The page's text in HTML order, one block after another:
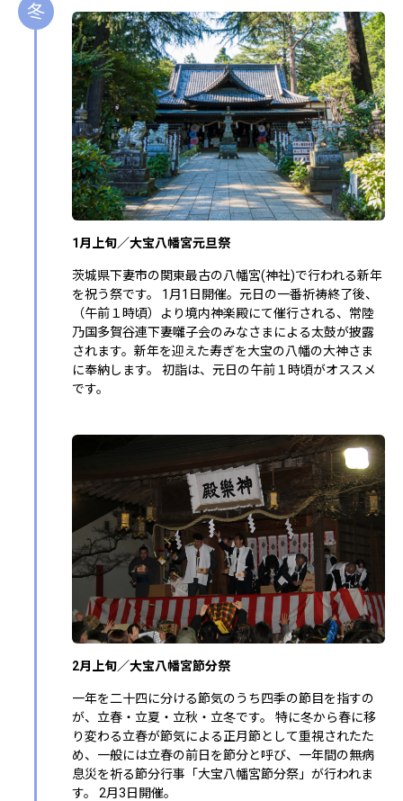
冬
1月上旬／大宝八幡宮元旦祭
茨城県下妻市の関東最古の八幡宮(神社)で行われる新年
を祝う祭です。 1月1日開催。元日の一番祈祷終了後、
（午前１時頃）より境内神楽殿にて催行される、常陸
乃国多賀谷連下妻囃子会のみなさまによる太鼓が披露
されます。新年を迎えた寿ぎを大宝の八幡の大神さま
に奉納します。 初詣は、元日の午前１時頃がオススメ
です。
2月上旬／大宝八幡宮節分祭
一年を二十四に分ける節気のうち四季の節目を指すの
が、立春・立夏・立秋・立冬です。 特に冬から春に移
り変わる立春が節気による正月節として重視されたた
め、一般には立春の前日を節分と呼び、一年間の無病
息災を祈る節分行事「大宝八幡宮節分祭」が行われま
す。 2月3日開催。